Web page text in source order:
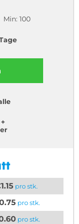
Min: 100
pro stk.
pro stk.
pro stk.